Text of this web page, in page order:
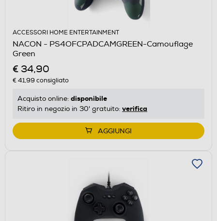
ACCESSORI HOME ENTERTAINMENT
NACON - PS4OFCPADCAMGREEN-Camouflage
Green
€ 34,90
€ 41,99 consigliato
Acquisto online: disponibile
Ritiro in negozio in 30' gratuito: verifica
AGGIUNGI